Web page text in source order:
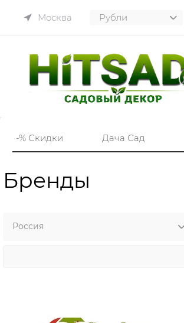
Москва
-% Скидки Дача Сад
Бренды